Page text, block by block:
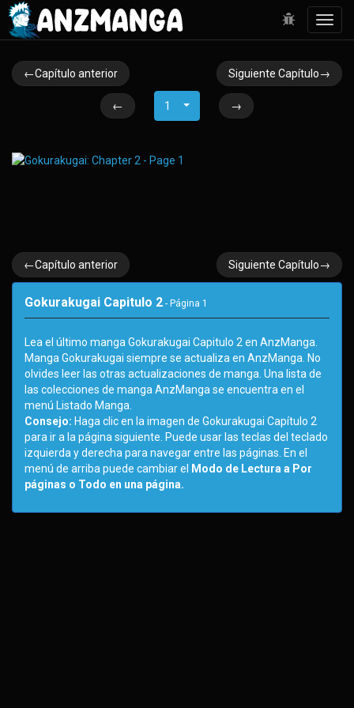
←Capítulo anterior Siguiente Capítulo→
← 1 →
←Capítulo anterior Siguiente Capítulo→
Gokurakugai Capitulo 2 - Página 1
Lea el último manga Gokurakugai Capitulo 2 en AnzManga.
Manga Gokurakugai siempre se actualiza en AnzManga. No
olvides leer las otras actualizaciones de manga. Una lista de
las colecciones de manga AnzManga se encuentra en el
menú Listado Manga.
Consejo: Haga clic en la imagen de Gokurakugai Capítulo 2
para ir a la página siguiente. Puede usar las teclas del teclado
izquierda y derecha para navegar entre las páginas. En el
menú de arriba puede cambiar el
Modo de Lectura a Por
páginas o Todo en una página.